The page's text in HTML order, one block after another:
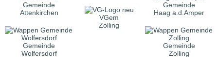
Gemeinde
Attenkirchen
VGem
Zolling
Gemeinde
Haag a.d.Amper
Gemeinde
Wolfersdorf
Gemeinde
Zolling